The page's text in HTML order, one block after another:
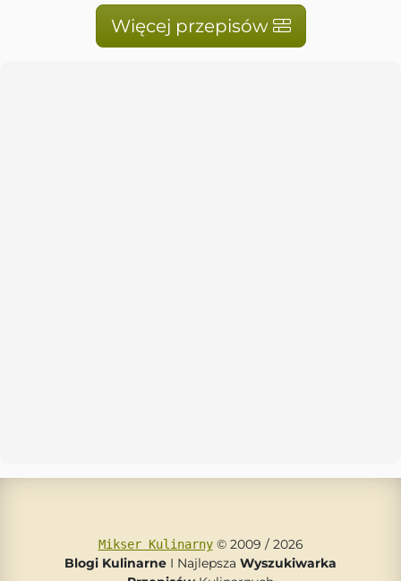
Więcej przepisów
Mikser Kulinarny© 2009 / 2026
Blogi Kulinarne I Najlepsza Wyszukiwarka